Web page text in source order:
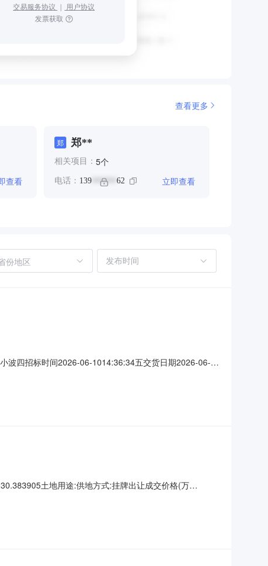
交易服务协议 ｜ 用户协议
发票获取
查看更多
查看
郑 郑**
相关项目： 5个
电话： 139****** 62 立即查看
份地区
波四招标时间2026-06-1014:36:34五交货日期2026-06-
土地用途:供地方式:挂牌出让成交价格(万